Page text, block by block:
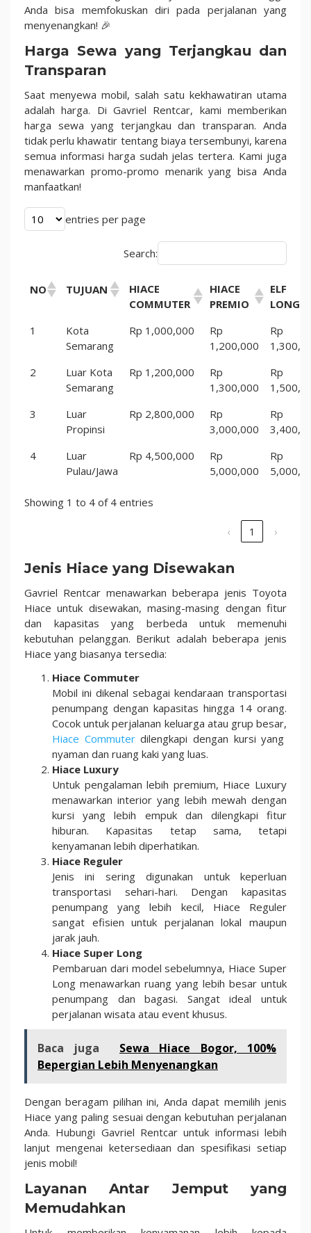
Anda bisa memfokuskan diri pada perjalanan yang
menyenangkan! 🎉
Harga Sewa yang Terjangkau dan
Transparan
Saat menyewa mobil, salah satu kekhawatiran utama
adalah harga. Di Gavriel Rentcar, kami memberikan
harga sewa yang terjangkau dan transparan. Anda
tidak perlu khawatir tentang biaya tersembunyi, karena
semua informasi harga sudah jelas tertera. Kami juga
menawarkan promo-promo menarik yang bisa Anda
manfaatkan!
entries per page
Search:
NO TUJUAN
HIACE
COMMUTER
HIACE
PREMIO
ELF
LONG
1
Kota
Semarang
Rp 1,000,000
Rp
1,200,000
Rp
2
Luar Kota
Semarang
Rp 1,200,000
Rp
1,300,000
Rp
3
Luar
Propinsi
Rp 2,800,000
Rp
3,000,000
Rp
4
Luar
Pulau/Jawa
Rp 4,500,000
Rp
5,000,000
Rp
Showing 1 to 4 of 4 entries
‹ 1 ›
Jenis Hiace yang Disewakan
Gavriel Rentcar menawarkan beberapa jenis Toyota
Hiace untuk disewakan, masing-masing dengan fitur
dan kapasitas yang berbeda untuk memenuhi
kebutuhan pelanggan. Berikut adalah beberapa jenis
Hiace yang biasanya tersedia:
Hiace Commuter
Mobil ini dikenal sebagai kendaraan transportasi
penumpang dengan kapasitas hingga 14 orang.
Cocok untuk perjalanan keluarga atau grup besar,
Hiace Commuterdilengkapi dengan kursi yang
nyaman dan ruang kaki yang luas.
Hiace Luxury
Untuk pengalaman lebih premium, Hiace Luxury
menawarkan interior yang lebih mewah dengan
kursi yang lebih empuk dan dilengkapi fitur
hiburan. Kapasitas tetap sama, tetapi
kenyamanan lebih diperhatikan.
Hiace Reguler
Jenis ini sering digunakan untuk keperluan
transportasi sehari-hari. Dengan kapasitas
penumpang yang lebih kecil, Hiace Reguler
sangat efisien untuk perjalanan lokal maupun
jarak jauh.
Hiace Super Long
Pembaruan dari model sebelumnya, Hiace Super
Long menawarkan ruang yang lebih besar untuk
penumpang dan bagasi. Sangat ideal untuk
perjalanan wisata atau event khusus.
Baca juga
Sewa Hiace Bogor, 100%
Bepergian Lebih Menyenangkan
Dengan beragam pilihan ini, Anda dapat memilih jenis
Hiace yang paling sesuai dengan kebutuhan perjalanan
Anda. Hubungi Gavriel Rentcar untuk informasi lebih
lanjut mengenai ketersediaan dan spesifikasi setiap
jenis mobil!
Layanan Antar Jemput yang
Memudahkan